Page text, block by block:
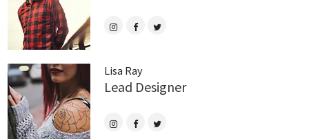
Lisa Ray
Lead Designer